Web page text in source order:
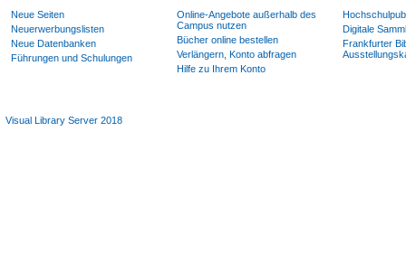
Neue Seiten
Neuerwerbungslisten
Neue Datenbanken
Führungen und Schulungen
Online-Angebote außerhalb des
Campus nutzen
Bücher online bestellen
Verlängern, Konto abfragen
Hilfe zu Ihrem Konto
Digitale
Frankfurter
Visual Library Server 2018